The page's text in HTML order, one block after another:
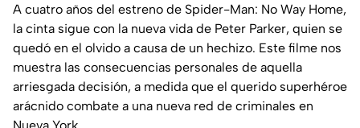
A cuatro años del estreno de Spider-Man: No Way Home,
la cinta sigue con la nueva vida de Peter Parker, quien se
quedó en el olvido a causa de un hechizo. Este filme nos
muestra las consecuencias personales de aquella
arriesgada decisión, a medida que el querido superhéroe
arácnido combate a una nueva red de criminales en
Nueva York.